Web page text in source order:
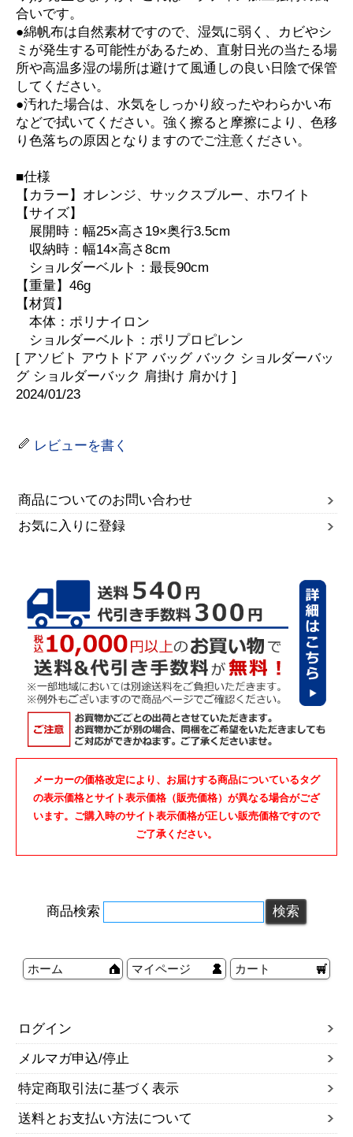
合いです。
●綿帆布は自然素材ですので、湿気に弱く、カビやシ
ミが発生する可能性があるため、直射日光の当たる場
所や高温多湿の場所は避けて風通しの良い日陰で保管
してください。
●汚れた場合は、水気をしっかり絞ったやわらかい布
などで拭いてください。強く擦ると摩擦により、色移
り色落ちの原因となりますのでご注意ください。
■仕様
【カラー】オレンジ、サックスブルー、ホワイト
【サイズ】
展開時：幅25×高さ19×奥行3.5cm
収納時：幅14×高さ8cm
ショルダーベルト：最長90cm
【重量】46g
【材質】
本体：ポリナイロン
ショルダーベルト：ポリプロピレン
[ アソビト アウトドア バッグ バック ショルダーバッ
グ ショルダーバック 肩掛け 肩かけ ]
2024/01/23
レビューを書く
商品についてのお問い合わせ
お気に入りに登録
メーカーの価格改定により、お届けする商品についているタグ
の表示価格とサイト表示価格（販売価格）が異なる場合がござ
います。ご購入時のサイト表示価格が正しい販売価格ですので
ご了承ください。
商品検索
ホーム マイページ カート
ログイン
メルマガ申込/停止
特定商取引法に基づく表示
送料とお支払い方法について